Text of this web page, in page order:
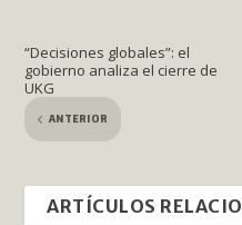
“Decisiones globales”: el
gobierno analiza el cierre de
UKG
ANTERIOR
ARTÍCULOS